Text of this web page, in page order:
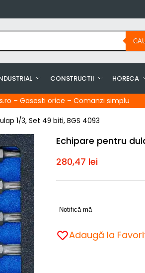
CONSTRUCTII HORECA
– Gasesti orice – Comanzi simplu
1/3, Set 49 biti, BGS 4093
Echipare pentru
280,47 lei
Notifică-mă
Adaugă la